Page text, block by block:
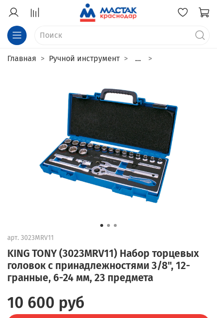
Главная Ручной инструмент ...
арт. 3023MRV11
KING TONY (3023MRV11) Набор торцевых
головок с принадлежностями 3/8", 12-
гранные, 6-24 мм, 23 предмета
10 600 руб